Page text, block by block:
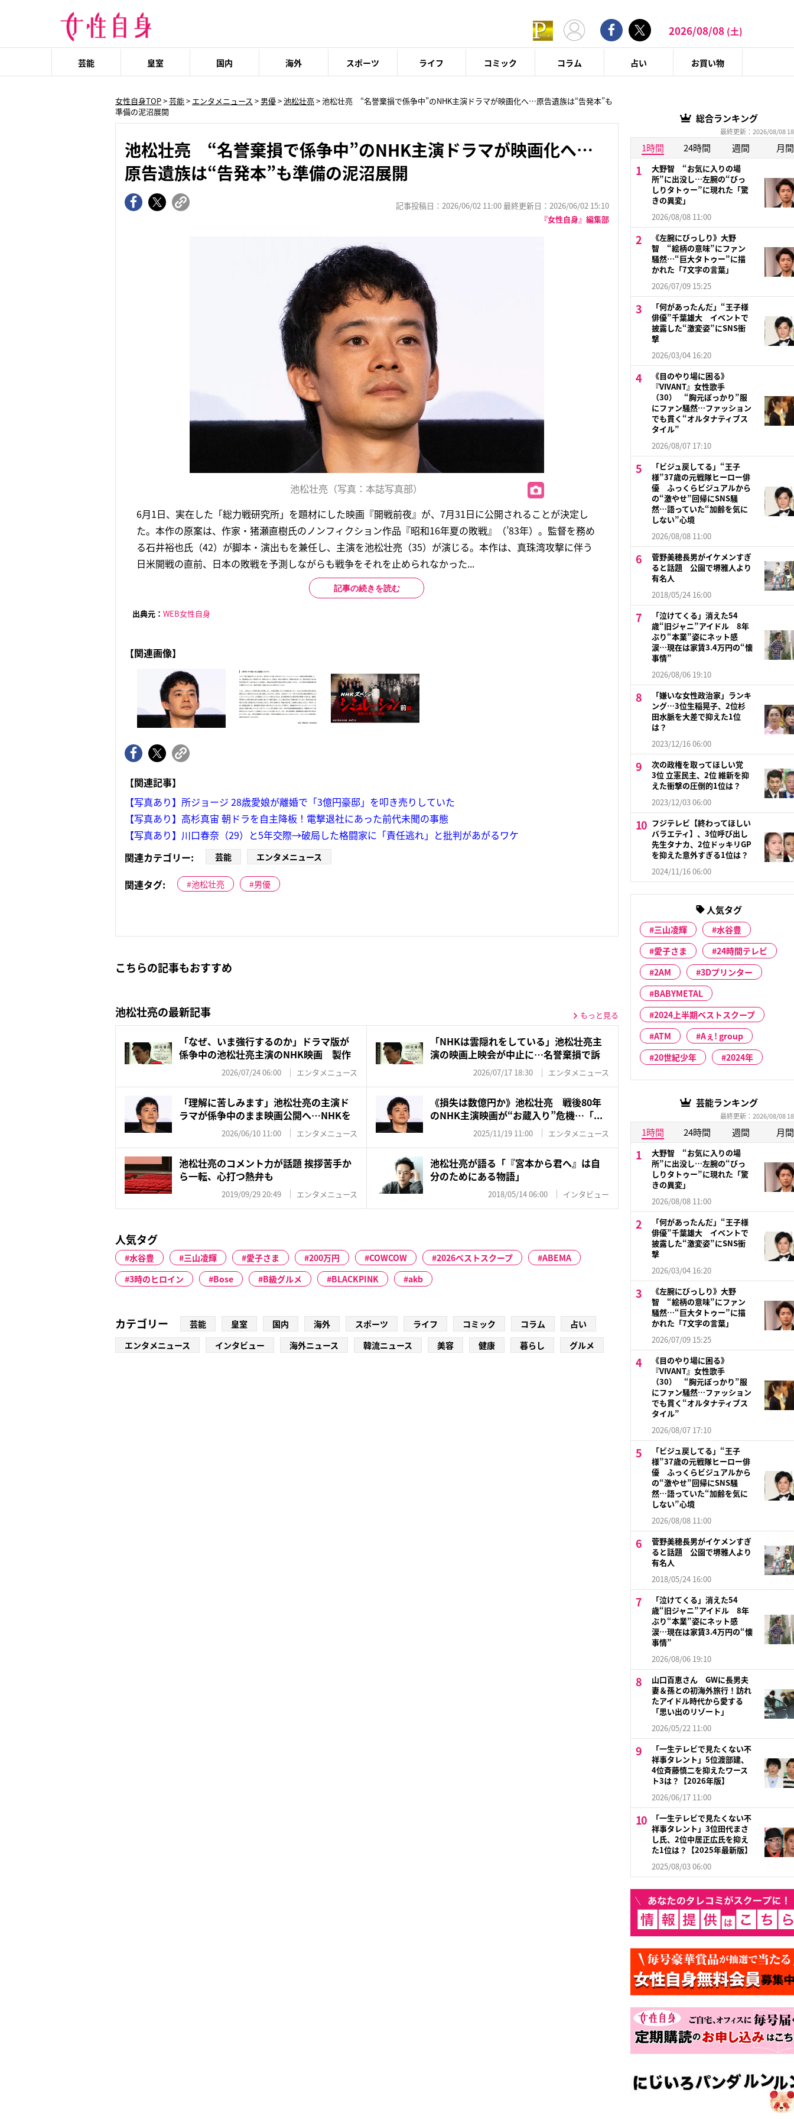
2026/08/08 (土)
芸能 皇室 国内 海外 スポーツ ライフ コミック コラム 占い お買い物
女性自身TOP>芸能> エンタメニュース > 男優>池松壮亮> 池松壮亮 “名誉棄損で係争中”のNHK主演ドラマが映画化へ…原告遺族は“告発本”も
準備の泥沼展開
池松壮亮 “名誉棄損で係争中”のNHK主演ドラマが映画化へ…
原告遺族は“告発本”も準備の泥沼展開
記事投稿日：2026/06/02 11:00 最終更新日：2026/06/02 15:10
『女性自身』編集部
池松壮亮（写真：本誌写真部）
6月1日、実在した「総力戦研究所」を題材にした映画『開戦前夜』が、7月31日に公開されることが決定し
た。本作の原案は、作家・猪瀬直樹氏のノンフィクション作品『昭和16年夏の敗戦』（’83年）。監督を務め
る石井裕也氏（42）が脚本・演出もを兼任し、主演を池松壮亮（35）が演じる。本作は、真珠湾攻撃に伴う
日米開戦の直前、日本の敗戦を予測しながらも戦争をそれを止められなかった...
記事の続きを読む
出典元： WEB女性自身
【関連画像】
【関連記事】
【写真あり】所ジョージ 28歳愛娘が離婚で「3億円豪邸」を叩き売りしていた
【写真あり】高杉真宙 朝ドラを自主降板！電撃退社にあった前代未聞の事態
【写真あり】川口春奈（29）と5年交際→破局した格闘家に「責任逃れ」と批判があがるワケ
関連カテゴリー:
芸能 エンタメニュース
関連タグ: 池松壮亮 男優
こちらの記事もおすすめ
池松壮亮の最新記事 もっと見る
「なぜ、いま強行するのか」ドラマ版が
係争中の池松壮亮主演のNHK映画 製作
2026/07/24 06:00 エンタメニュース
「NHKは雲隠れをしている」池松壮亮主
演の映画上映会が中止に…名誉棄損で訴
2026/07/17 18:30 エンタメニュース
「理解に苦しみます」池松壮亮の主演ド
ラマが係争中のまま映画公開へ…NHKを
2026/06/10 11:00 エンタメニュース
《損失は数億円か》池松壮亮 戦後80年
のNHK主演映画が“お蔵入り”危機…「...
2025/11/19 11:00 エンタメニュース
池松壮亮のコメント力が話題 挨拶苦手か
ら一転、心打つ熱弁も
2019/09/29 20:49 エンタメニュース
池松壮亮が語る「『宮本から君へ』は自
分のためにある物語」
2018/05/14 06:00 インタビュー
人気タグ
水谷豊 三山凌輝 愛子さま 200万円 COWCOW 2026ベストスクープ
ABEMA
3時のヒロイン
Bose B級グルメ BLACKPINK akb
カテゴリー 芸能 皇室 国内 海外 スポーツ ライフ コミック コラム
占い
エンタメニュース
インタビュー 海外ニュース 韓流ニュース 美容 健康 暮らし グルメ
総合ランキング
最終更新：2026/08/08
1時間 24時間 週間 月間
大野智 “お気に入りの場
所”に出没し…左腕の“びっ
しりタトゥー”に現れた「驚
きの異変」
2026/08/08 11:00
《左腕にびっしり》大野
智 “絵柄の意味”にファン
騒然…“巨大タトゥー”に描
かれた「7文字の言葉」
2026/07/09 15:25
「何があったんだ」“王子様
俳優”千葉雄大 イベントで
披露した“激変姿”にSNS衝
撃
2026/03/04 16:20
《目のやり場に困る》
『VIVANT』女性歌手
（30） “胸元ぽっかり”服
にファン騒然…ファッション
でも貫く“オルタナティブス
タイル”
2026/08/07 17:10
「ビジュ戻してる」“王子
様”37歳の元戦隊ヒーロー俳
優 ふっくらビジュアルから
の“激やせ”回帰にSNS騒
然…語っていた“加齢を気に
しない”心境
2026/08/08 11:00
菅野美穂長男がイケメンすぎ
ると話題 公園で堺雅人より
有名人
2018/05/24 16:00
「泣けてくる」消えた54
歳“旧ジャニ”アイドル 8年
ぶり“本業”姿にネット感
涙…現在は家賃3.4万円の“懐
事情”
2026/08/06 19:10
「嫌いな女性政治家」ランキ
ング…3位生稲晃子、2位杉
田水脈を大差で抑えた1位
は？
2023/12/16 06:00
次の政権を取ってほしい党
3位 立憲民主、2位 維新を抑
えた衝撃の圧倒的1位は？
2023/12/03 06:00
フジテレビ【終わってほしい
バラエティ】、3位呼び出し
先生タナカ、2位ドッキリGP
を抑えた意外すぎる1位は？
2024/11/16 06:00
人気タグ
三山凌輝
水谷豊
愛子さま
24時間テレビ
2AM
3Dプリンター
BABYMETAL
2024上半期ベストスクープ
ATM
Aぇ! group
20世紀少年
2024年
芸能ランキング
最終更新：2026/08/08
1時間 24時間 週間 月間
大野智 “お気に入りの場
所”に出没し…左腕の“びっ
しりタトゥー”に現れた「驚
きの異変」
2026/08/08 11:00
「何があったんだ」“王子様
俳優”千葉雄大 イベントで
披露した“激変姿”にSNS衝
撃
2026/03/04 16:20
《左腕にびっしり》大野
智 “絵柄の意味”にファン
騒然…“巨大タトゥー”に描
かれた「7文字の言葉」
2026/07/09 15:25
《目のやり場に困る》
『VIVANT』女性歌手
（30） “胸元ぽっかり”服
にファン騒然…ファッション
でも貫く“オルタナティブス
タイル”
2026/08/07 17:10
「ビジュ戻してる」“王子
様”37歳の元戦隊ヒーロー俳
優 ふっくらビジュアルから
の“激やせ”回帰にSNS騒
然…語っていた“加齢を気に
しない”心境
2026/08/08 11:00
菅野美穂長男がイケメンすぎ
ると話題 公園で堺雅人より
有名人
2018/05/24 16:00
「泣けてくる」消えた54
歳“旧ジャニ”アイドル 8年
ぶり“本業”姿にネット感
涙…現在は家賃3.4万円の“懐
事情”
2026/08/06 19:10
山口百恵さん GWに長男夫
妻＆孫との初海外旅行！訪れ
たアイドル時代から愛する
「思い出のリゾート」
2026/05/22 11:00
「一生テレビで見たくない不
祥事タレント」5位渡部建、
4位斉藤慎二を抑えたワース
ト3は？【2026年版】
2026/06/17 11:00
「一生テレビで見たくない不
祥事タレント」3位田代まさ
し氏、2位中居正広氏を抑え
た1位は？【2025年最新版】
2025/08/03 06:00